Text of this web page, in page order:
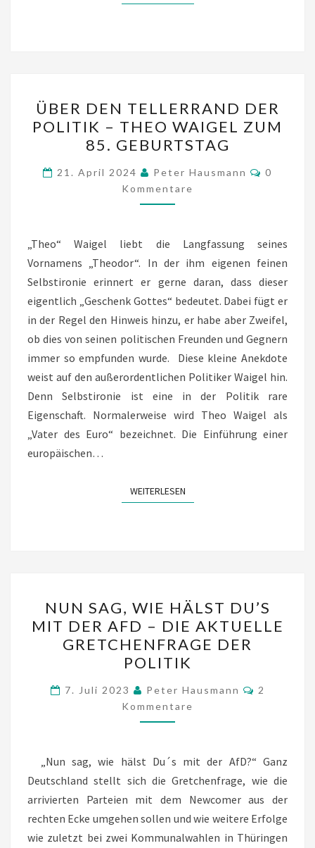
DEN
TELLERRAND
DER
POLITIK
–
THEO
ZUM
85.
GEBURTSTAG
ÜBER DEN TELLERRAND DER
POLITIK – THEO WAIGEL ZUM
85. GEBURTSTAG
21. April 2024 Peter Hausmann
0
Kommentare
„Theo“ Waigel liebt die Langfassung seines
Vornamens „Theodor“. In der ihm eigenen feinen
Selbstironie erinnert er gerne daran, dass dieser
eigentlich „Geschenk Gottes“ bedeutet. Dabei fügt er
in der Regel den Hinweis hinzu, er habe aber Zweifel,
ob dies von seinen politischen Freunden und Gegnern
immer so empfunden wurde. Diese kleine Anekdote
weist auf den außerordentlichen Politiker Waigel hin.
Denn Selbstironie ist eine in der Politik rare
Eigenschaft. Normalerweise wird Theo Waigel als
„Vater des Euro“ bezeichnet. Die Einführung einer
europäischen…
WEITERLESENWEITERLESEN
SAG,
WIE
HÄLST
DU’S
MIT
DER
AFD
DIE
AKTUELLE
GRETCHENFRAGE
DER
POLITIK
NUN SAG, WIE HÄLST DU’S
MIT DER AFD – DIE AKTUELLE
GRETCHENFRAGE DER
POLITIK
7. Juli 2023 Peter Hausmann
2
Kommentare
„Nun sag, wie hälst Du´s mit der AfD?“ Ganz
Deutschland stellt sich die Gretchenfrage, wie die
arrivierten Parteien mit dem Newcomer aus der
rechten Ecke umgehen sollen und wie weitere Erfolge
wie zuletzt bei zwei Kommunalwahlen in Thüringen